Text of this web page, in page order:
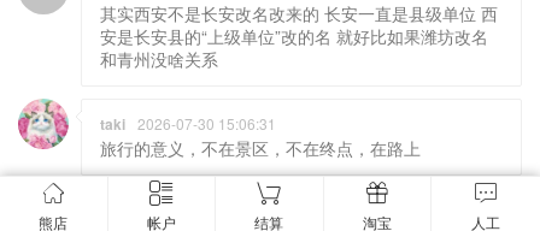
其实西安不是长安改名改来的 长安一直是县级单位 西
安是长安县的“上级单位”改的名 就好比如果潍坊改名
和青州没啥关系
taki 2026-07-30 15:06:31
旅行的意义，不在景区，不在终点，在路上
熊店产品QQ交流群
熊店 帐户 结算 淘宝 人工